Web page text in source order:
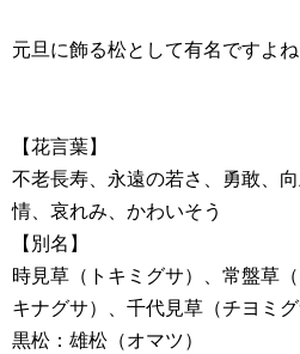
元旦に飾る松として有名ですよね
【花言葉】
不老長寿、永遠の若さ、勇敢、
情、哀れみ、かわいそう
【別名】
時見草（トキミグサ）、常盤草
キナグサ）、千代見草（チヨミグ
黒松：雄松（オマツ）